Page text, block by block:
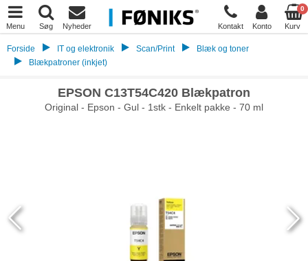
Menu Søg Nyheder Kontakt Konto
0
Kurv
Forside IT og elektronik Scan/Print
Blæk og toner
Blækpatroner (inkjet)
EPSON C13T54C420 Blækpatron
Original - Epson - Gul - 1stk - Enkelt pakke - 70 ml